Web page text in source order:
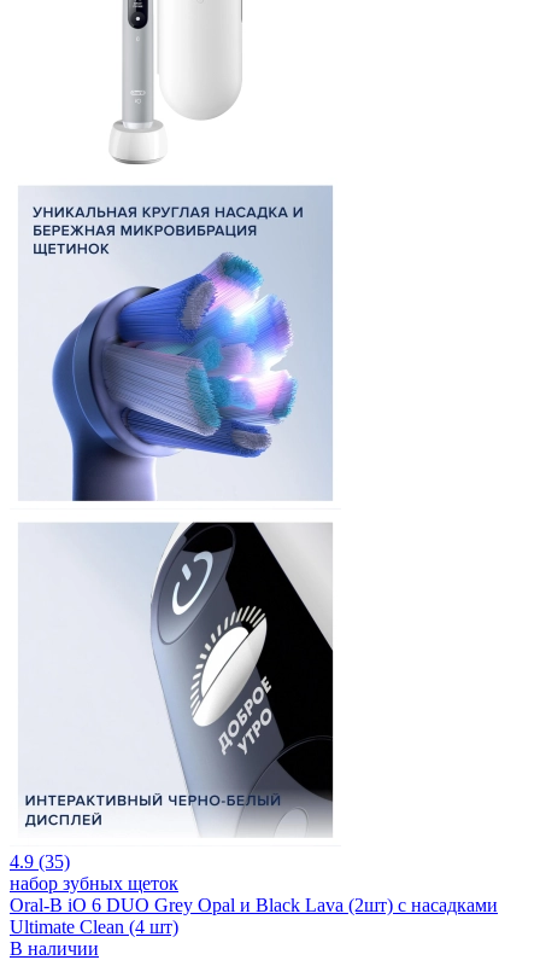
4.9 (35)
набор зубных щеток
Oral-B iO 6 DUO Grey Opal и Black Lava (2шт) с насадками
Ultimate Clean (4 шт)
В наличии